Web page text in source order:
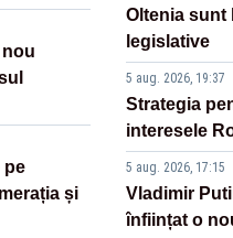
pe
și
Oltenia sunt
legislative
5 aug. 2026, 19:37
Strategia
interesele
5 aug. 2026, 17:15
Vladimir
înființat o